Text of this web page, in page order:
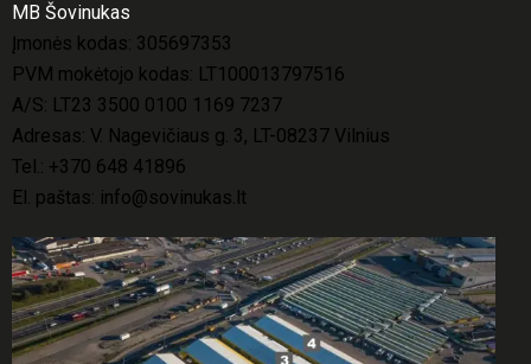
MB Šovinukas
Įmonės kodas: 305697353
PVM mokėtojo kodas: LT100013797516
A/S: LT23 3500 0100 1169 7237
Adresas: V. Nagevičiaus g. 3, LT-08237 Vilnius
Tel.: +370 648 41896
El. paštas: info@sovinukas.lt